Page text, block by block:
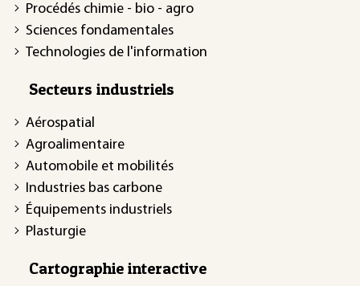
Procédés chimie - bio - agro
Sciences fondamentales
Technologies de l'information
Secteurs industriels
Aérospatial
Agroalimentaire
Automobile et mobilités
Industries bas carbone
Équipements industriels
Plasturgie
Cartographie interactive